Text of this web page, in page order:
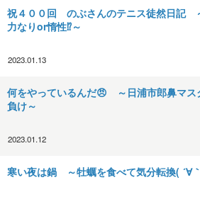
祝４００回 のぶさんのテニス徒然日記
力なりor惰性⁉～
2023.01.13
何をやっているんだ😠 ～日浦市郎鼻マス
負け～
2023.01.12
寒い夜は鍋 ～牡蠣を食べて気分転換( ´∀